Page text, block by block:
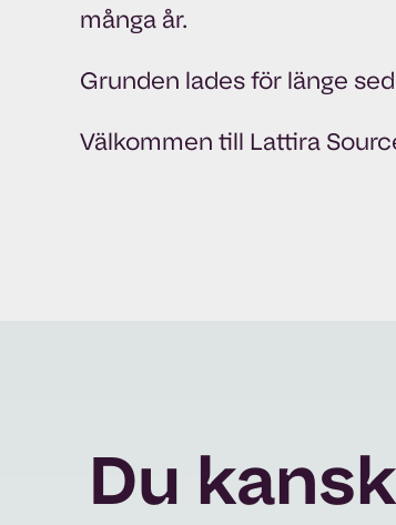
många år.
Grunden lades för länge
Välkommen till Lattira
Du